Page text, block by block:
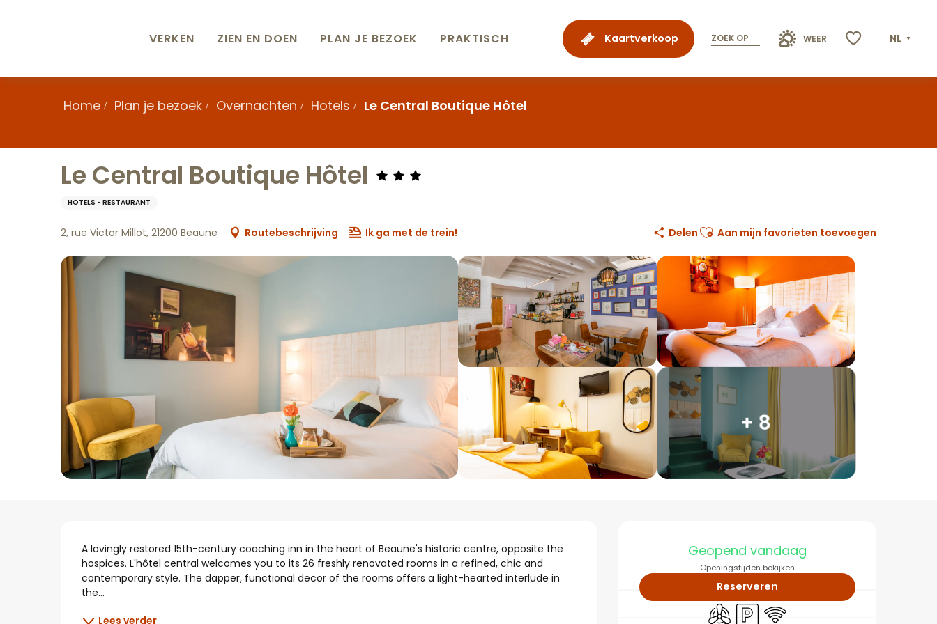
Kaartverkoop ZOEK OP WEER NL
VERKEN ZIEN EN DOEN PLAN JE BEZOEK PRAKTISCH
Home Plan je bezoek Overnachten Hotels Le Central Boutique Hôtel
Le Central Boutique Hôtel
HOTELS - RESTAURANT
2, rue Victor Millot, 21200 Beaune Routebeschrijving Ik ga met de trein! Delen Ajouter aux favoris
Aan mijn favorieten toevoegen
+ 8
Openingstijden en
Geopend vandaag
Openingstijden bekijken
Reserveren
Met aircoParkeerplaats
Wifi
Beschrijving
A lovingly restored 15th-century coaching inn in the heart of Beaune's historic centre, opposite the
hospices. L'hôtel central welcomes you to its 26 freshly renovated rooms in a refined, chic and
contemporary style. The dapper, functional decor of the rooms offers a light-hearted interlude in
the...
Lees verder